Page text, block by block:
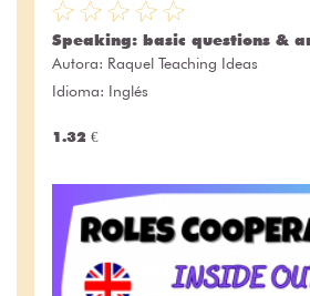
Speaking: basic questions &
Autora: Raquel Teaching Ideas
Idioma: Inglés
1.32 €